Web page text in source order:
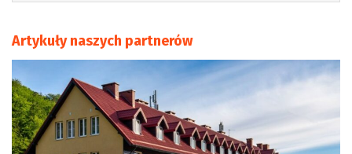
Artykuły naszych partnerów